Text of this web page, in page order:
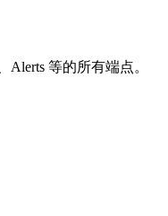
Alerts 等的所有端点。